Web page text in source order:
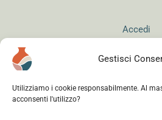
Gestisci
Utilizziamo i cookie responsabilmente. Al
acconsenti l'utilizzo?
Accedi